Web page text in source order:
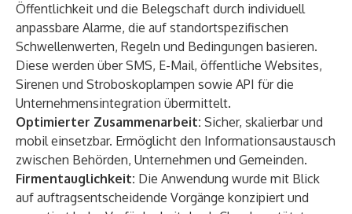
Öffentlichkeit und die Belegschaft durch individuell
anpassbare Alarme, die auf standortspezifischen
Schwellenwerten, Regeln und Bedingungen basieren.
Diese werden über SMS, E-Mail, öffentliche Websites,
Sirenen und Stroboskoplampen sowie API für die
Unternehmensintegration übermittelt.
Optimierter Zusammenarbeit: Sicher, skalierbar und
mobil einsetzbar. Ermöglicht den Informationsaustausch
zwischen Behörden, Unternehmen und Gemeinden.
Firmentauglichkeit: Die Anwendung wurde mit Blick
auf auftragsentscheidende Vorgänge konzipiert und